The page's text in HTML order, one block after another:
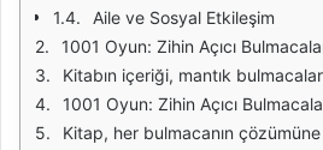
Aile ve Sosyal Etkileşim
1001 Oyun: Zihin Açıcı Bulmacalar, zihinsel becerileri geliştirmek ve eğlenceli vakit geçirmek için tasarlanmış bir bulmaca kitabıdır. Bu kitap, okuyuculara çeşitli zorluk seviyelerinde zihin açıcı bulmacalar sunarak, problem çözme yeteneklerini
Kitabın içeriği, mantık bulmacalarından matematik problemlerine, kelime oyunlarından görsel bulmacalara kadar geniş bir yelpazeyi kapsar. Her bir bulmaca, okuyucunun zihnini zorlayacak şekilde tasarlanmıştır ve bu da,
1001 Oyun: Zihin Açıcı Bulmacalar, bireylerin yalnızca kendi başlarına değil, aileleri ve arkadaşlarıyla birlikte vakit geçirmeleri için de harika bir kaynaktır. Sosyal etkileşimi artırmak ve birlikte keyifli
Kitap, her bulmacanın çözümüne ulaşırken izlenecek adımları detaylı bir şekilde açıklamaktadır. Bu sayede okuyucular, hangi stratejileri kullanarak problemleri çözebileceklerini öğrenirler. Ayrıca, zorlayıcı